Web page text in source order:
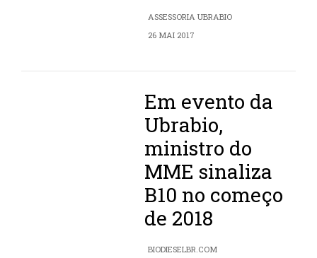
ASSESSORIA UBRABIO
26 MAI 2017
Em evento da
Ubrabio,
ministro do
MME sinaliza
B10 no começo
de 2018
BIODIESELBR.COM